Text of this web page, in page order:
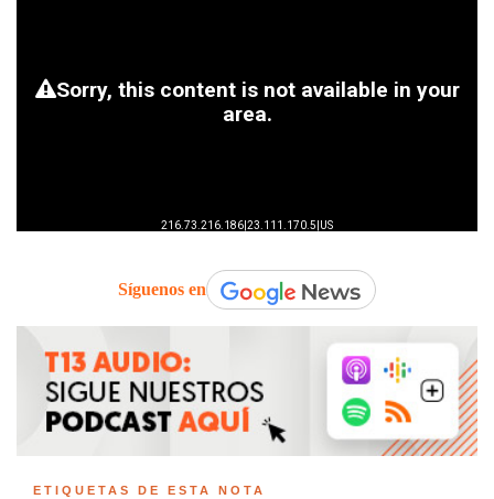
Síguenos en
ETIQUETAS DE ESTA NOTA